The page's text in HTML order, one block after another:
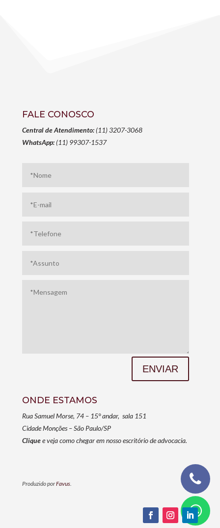
FALE CONOSCO
Central de Atendimento:(11) 3207-3068
WhatsApp:(11) 99307-1537
ENVIAR
ONDE ESTAMOS
Rua Samuel Morse, 74 – 15° andar, sala 151
Cidade Monções – São Paulo/SP
Cliquee veja como chegar em nosso escritório de advocacia.
Produzido porFavus.